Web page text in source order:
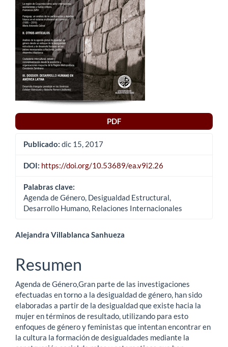
PDF
Publicado: dic 15, 2017
DOI: https://doi.org/10.53689/ea.v9i2.26
Palabras clave:
Agenda de Género, Desigualdad Estructural,
Desarrollo Humano, Relaciones Internacionales
Contenido
principal
del
artículo
Alejandra Villablanca Sanhueza
Resumen
Agenda de Género,Gran parte de las investigaciones
efectuadas en torno a la desigualdad de género, han sido
elaboradas a partir de la desigualdad que existe hacia la
mujer en términos de resultado, utilizando para esto
enfoques de género y feministas que intentan encontrar en
la cultura la formación de desigualdades mediante la